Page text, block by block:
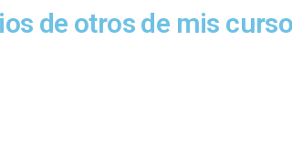
de otros de mis